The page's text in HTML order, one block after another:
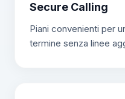
Secure Calling
Piani convenienti per
termine senza linee